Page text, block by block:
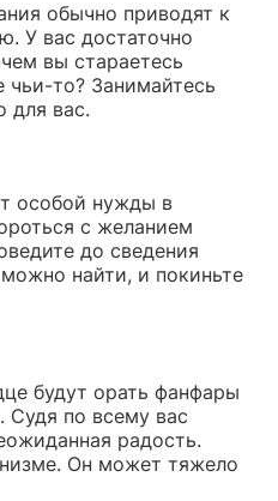
обычно приводят к
У вас достаточно
вы стараетесь
чьи-то? Занимайтесь
для вас.
особой нужды в
с желанием
до сведения
найти, и покиньте
будут орать фанфары
Судя по всему вас
радость.
Он может тяжело